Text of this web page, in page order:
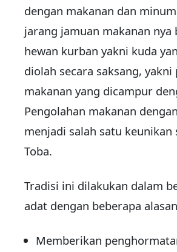
dengan makanan dan
jarang jamuan makanan nya
hewan kurban yakni kuda
diolah secara saksang, yakni
makanan yang dicampur
Pengolahan makanan
menjadi salah satu keunikan
Toba.
Tradisi ini dilakukan dalam
adat dengan beberapa
Memberikan